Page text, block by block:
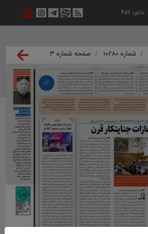
دانلود Pdf
شماره ۱۰۲۸۰ صفحه شماره ۳